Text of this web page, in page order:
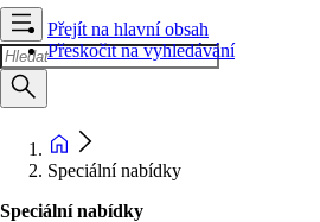
Přejít na hlavní obsah
Přeskočit na vyhledávání
Speciální nabídky
Speciální nabídky